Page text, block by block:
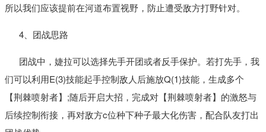
所以我们应该提前在河道布置视野，防止遭受敌方打野针对。
4、团战思路
团战中，婕拉可以选择先手开团或者反手保护。若打先手，我
们可以利用E(3)技能起手控制敌人后施放Q(1)技能，生成多个
【荆棘喷射者】;随后开启大招，完成对【荆棘喷射者】的激怒与
后续控制衔接，再对敌方c位种下种子最大化伤害，配合队友打出